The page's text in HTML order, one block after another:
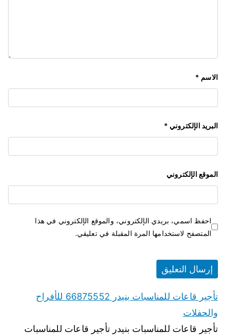
الاسم *
البريد الإلكتروني *
الموقع الإلكتروني
احفظ اسمي، بريدي الإلكتروني، والموقع الإلكتروني في هذا
المتصفح لاستخدامها المرة المقبلة في تعليقي.
تأجير قاعات للمناسبات بنيدر 66875552 للأفراح
والحفلات
تأجير قاعات للمناسبات بنيدر تأجير قاعات للمناسبات